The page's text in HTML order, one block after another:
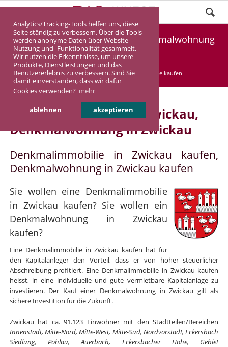
Analytics/Tracking-Tools helfen uns, diese
Seite ständig zu verbessern. Über die Tools
werden anonyme Daten über Website-
Nutzung und -Funktionalität gesammelt.
Wir nutzen die Erkenntnisse, um unsere
Produkte, Dienstleistungen und das
Benutzererlebnis zu verbessern. Sind Sie
damit einverstanden, dass wir dafür
Cookies verwenden? mehr
ablehnen akzeptieren
Denkmalimmobilie Zwickau, Denkmalwohnung
Zwickau
DASINVEST Service Denkmalimmobilie kaufen
Denkmalimmobilie in Zwickau,
Denkmalwohnung in Zwickau
Denkmalimmobilie in Zwickau kaufen,
Denkmalwohnung in Zwickau kaufen
Sie wollen eine Denkmalimmobilie
in Zwickau kaufen? Sie wollen ein
Denkmalwohnung in Zwickau
kaufen?
Eine Denkmalimmobilie in Zwickau kaufen hat für
den Kapitalanleger den Vorteil, dass er von hoher steuerlicher
Abschreibung profitiert. Eine Denkmalimmobilie in Zwickau kaufen
heisst, in eine individuelle und gute vermietbare Kapitalanlage zu
investieren. Der Kauf einer Denkmalwohnung in Zwickau gilt als
sichere Investition für die Zukunft.
Zwickau hat ca. 91.123 Einwohner mit den Stadtteilen/Bereichen
Innenstadt, Mitte-Nord, Mitte-West, Mitte-Süd, Nordvorstadt, Eckersbach
Siedlung, Pöhlau, Auerbach, Eckersbacher Höhe, Gebiet